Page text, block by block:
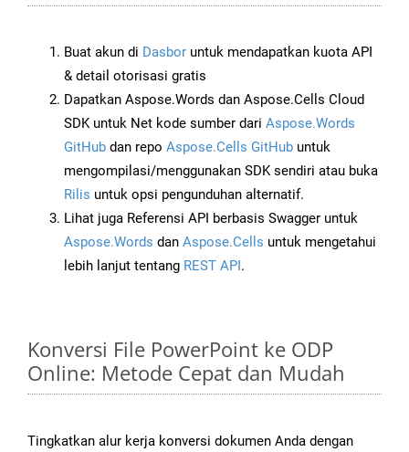
Buat akun di Dasbor untuk mendapatkan kuota API
& detail otorisasi gratis
Dapatkan Aspose.Words dan Aspose.Cells Cloud
SDK untuk Net kode sumber dari Aspose.Words
GitHub dan repo Aspose.Cells GitHub untuk
mengompilasi/menggunakan SDK sendiri atau buka
Rilis untuk opsi pengunduhan alternatif.
Lihat juga Referensi API berbasis Swagger untuk
Aspose.Words dan Aspose.Cells untuk mengetahui
lebih lanjut tentang REST API.
Konversi File PowerPoint ke ODP
Online: Metode Cepat dan Mudah
Tingkatkan alur kerja konversi dokumen Anda dengan